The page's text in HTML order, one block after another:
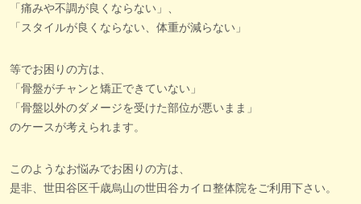
「痛みや不調が良くならない」、
「スタイルが良くならない、体重が減らない」
等でお困りの方は、
「骨盤がチャンと矯正できていない」
「骨盤以外のダメージを受けた部位が悪いまま」
のケースが考えられます。
このようなお悩みでお困りの方は、
是非、世田谷区千歳烏山の世田谷カイロ整体院をご利用下さい。